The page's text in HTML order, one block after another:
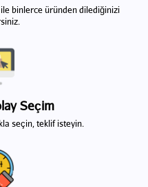
binlerce üründen dilediğinizi
Seçim
seçin, teklif isteyin.